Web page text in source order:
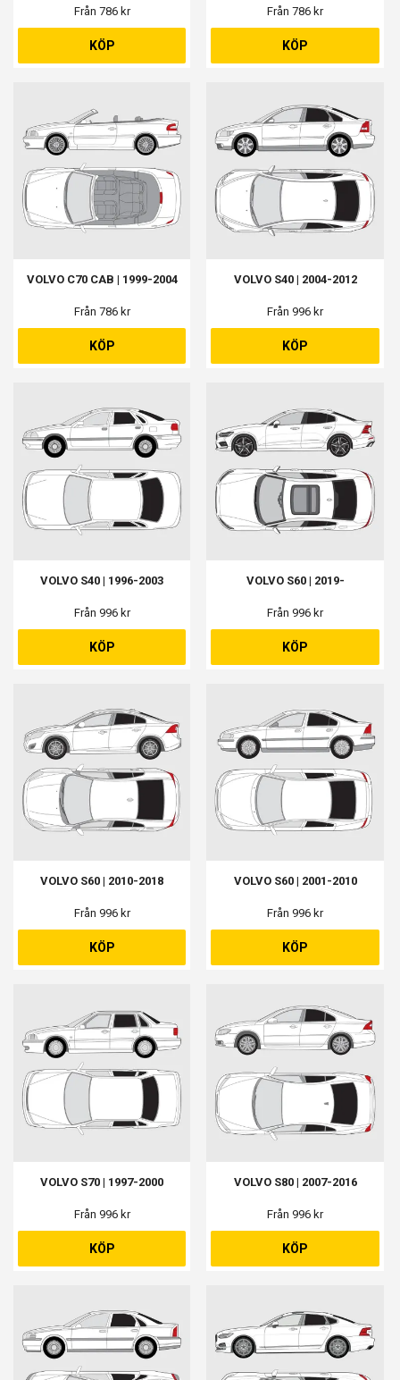
Från 786 kr
KÖP
Från 786 kr
KÖP
VOLVO C70 CAB | 1999-2004
Från 786 kr
KÖP
VOLVO S40 | 2004-2012
Från 996 kr
KÖP
VOLVO S40 | 1996-2003
Från 996 kr
KÖP
VOLVO S60 | 2019-
Från 996 kr
KÖP
VOLVO S60 | 2010-2018
Från 996 kr
KÖP
VOLVO S60 | 2001-2010
Från 996 kr
KÖP
VOLVO S70 | 1997-2000
Från 996 kr
KÖP
VOLVO S80 | 2007-2016
Från 996 kr
KÖP